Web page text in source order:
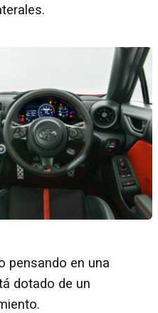
pensando en una
dotado de un